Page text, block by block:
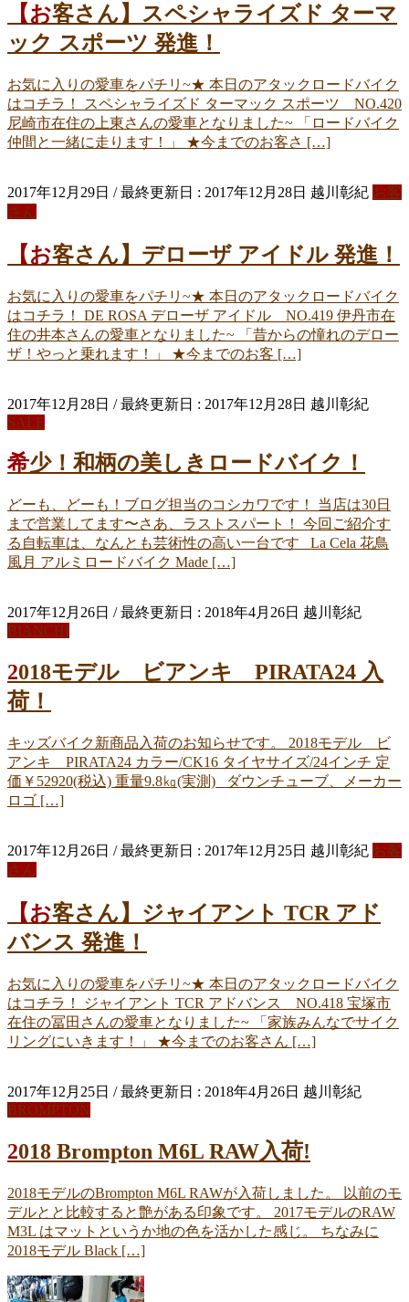
【お客さん】スペシャライズド ターマ
ック スポーツ 発進！
お気に入りの愛車をパチリ~★ 本日のアタックロードバイク
はコチラ！ スペシャライズド ターマック スポーツ NO.420
尼崎市在住の上東さんの愛車となりました~ 「ロードバイク
仲間と一緒に走ります！」 ★今までのお客さ […]
2017年12月29日 / 最終更新日 : 2017年12月28日 越川彰紀 お客
さん
【お客さん】デローザ アイドル 発進！
お気に入りの愛車をパチリ~★ 本日のアタックロードバイク
はコチラ！ DE ROSA デローザ アイドル NO.419 伊丹市在
住の井本さんの愛車となりました~ 「昔からの憧れのデロー
ザ！やっと乗れます！」 ★今までのお客 […]
2017年12月28日 / 最終更新日 : 2017年12月28日 越川彰紀
SALE
希少！和柄の美しきロードバイク！
どーも、どーも！ブログ担当のコシカワです！ 当店は30日
まで営業してます〜さあ、ラストスパート！ 今回ご紹介す
る自転車は、なんとも芸術性の高い一台です La Cela 花鳥
風月 アルミロードバイク Made […]
2017年12月26日 / 最終更新日 : 2018年4月26日 越川彰紀
BIANCHI
2018モデル ビアンキ PIRATA24 入
荷！
キッズバイク新商品入荷のお知らせです。 2018モデル ビ
アンキ PIRATA24 カラー/CK16 タイヤサイズ/24インチ 定
価￥52920(税込) 重量9.8㎏(実測) ダウンチューブ、メーカー
ロゴ […]
2017年12月26日 / 最終更新日 : 2017年12月25日 越川彰紀 お客
さん
【お客さん】ジャイアント TCR アド
バンス 発進！
お気に入りの愛車をパチリ~★ 本日のアタックロードバイク
はコチラ！ ジャイアント TCR アドバンス NO.418 宝塚市
在住の冨田さんの愛車となりました~ 「家族みんなでサイク
リングにいきます！」 ★今までのお客さん […]
2017年12月25日 / 最終更新日 : 2018年4月26日 越川彰紀
BROMPTON
2018 Brompton M6L RAW入荷!
2018モデルのBrompton M6L RAWが入荷しました。 以前のモ
デルとと比較すると艶がある印象です。 2017モデルのRAW
M3L はマットというか地の色を活かした感じ。 ちなみに
2018モデル Black […]